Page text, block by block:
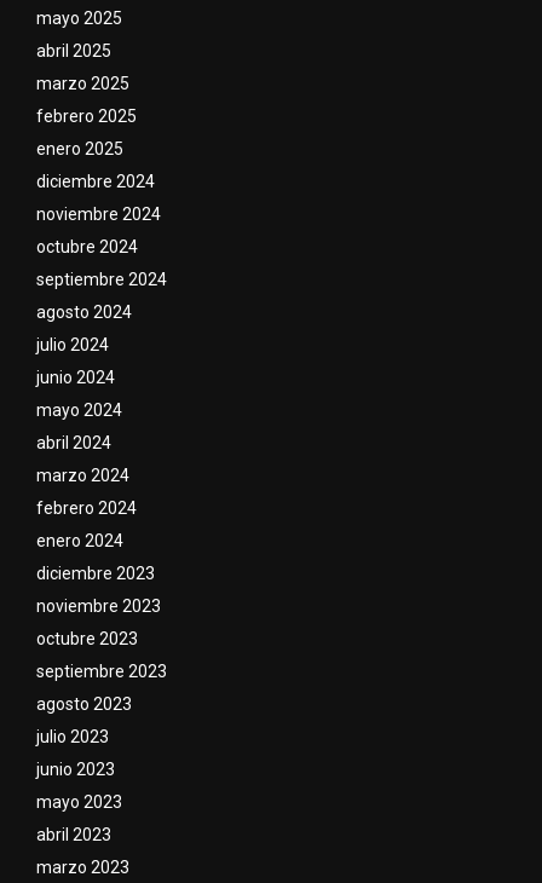
mayo 2025
abril 2025
marzo 2025
febrero 2025
enero 2025
diciembre 2024
noviembre 2024
octubre 2024
septiembre 2024
agosto 2024
julio 2024
junio 2024
mayo 2024
abril 2024
marzo 2024
febrero 2024
enero 2024
diciembre 2023
noviembre 2023
octubre 2023
septiembre 2023
agosto 2023
julio 2023
junio 2023
mayo 2023
abril 2023
marzo 2023